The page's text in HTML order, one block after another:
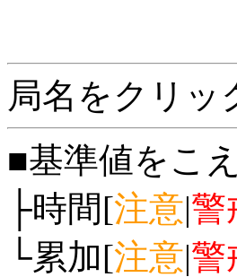
局名をクリッ
■基準値をこ
├時間[注意|警
└累加[注意|警